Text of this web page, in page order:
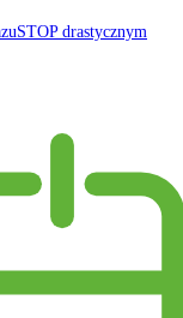
STOP drastycznym